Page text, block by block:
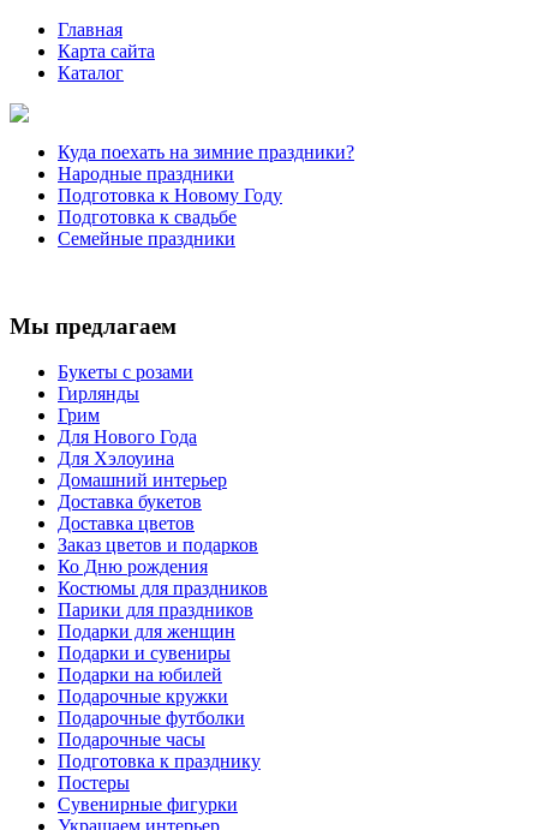
Главная
Карта сайта
Каталог
Куда поехать на зимние праздники?
Народные праздники
Подготовка к Новому Году
Подготовка к свадьбе
Семейные праздники
Мы предлагаем
Букеты с розами
Гирлянды
Грим
Для Нового Года
Для Хэлоуина
Домашний интерьер
Доставка букетов
Доставка цветов
Заказ цветов и подарков
Ко Дню рождения
Костюмы для праздников
Парики для праздников
Подарки для женщин
Подарки и сувениры
Подарки на юбилей
Подарочные кружки
Подарочные футболки
Подарочные часы
Подготовка к празднику
Постеры
Сувенирные фигурки